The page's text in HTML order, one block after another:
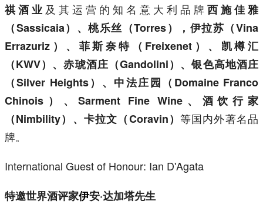
祺酒业 及其运营的知名意大利品牌 西施佳雅
（Sassicaia）、桃乐丝（Torres），伊拉苏（Vina
Errazuriz）、菲斯奈特（Freixenet）、凯樽汇
（KWV）、赤琥酒庄（Gandolini）、银色高地酒庄
（Silver Heights）、中法庄园（Domaine Franco
Chinois）、Sarment Fine Wine、酒饮行家
（Nimbility）、卡拉文（Coravin） 等国内外著名品
牌。
International Guest of Honour: Ian D'Agata
特邀世界酒评家伊安·达加塔先生